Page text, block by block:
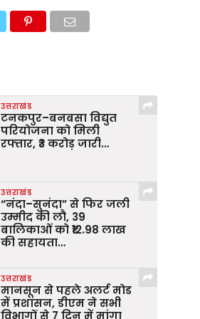
उत्तराखंड
टनकपुर–बनबसा विद्युत
परियोजना को मिली
रफ्तार, ₹3 करोड़ जारी…
उत्तराखंड
“नंदा–सुनंदा” से फिर जली
उम्मीद की लौ, 39
बालिकाओं को ₹12.98 लाख
की सहायता…
उत्तराखंड
मानसून से पहले अलर्ट मोड
में प्रशासन, डीएम ने सभी
विभागों से 7 दिन में मांगा